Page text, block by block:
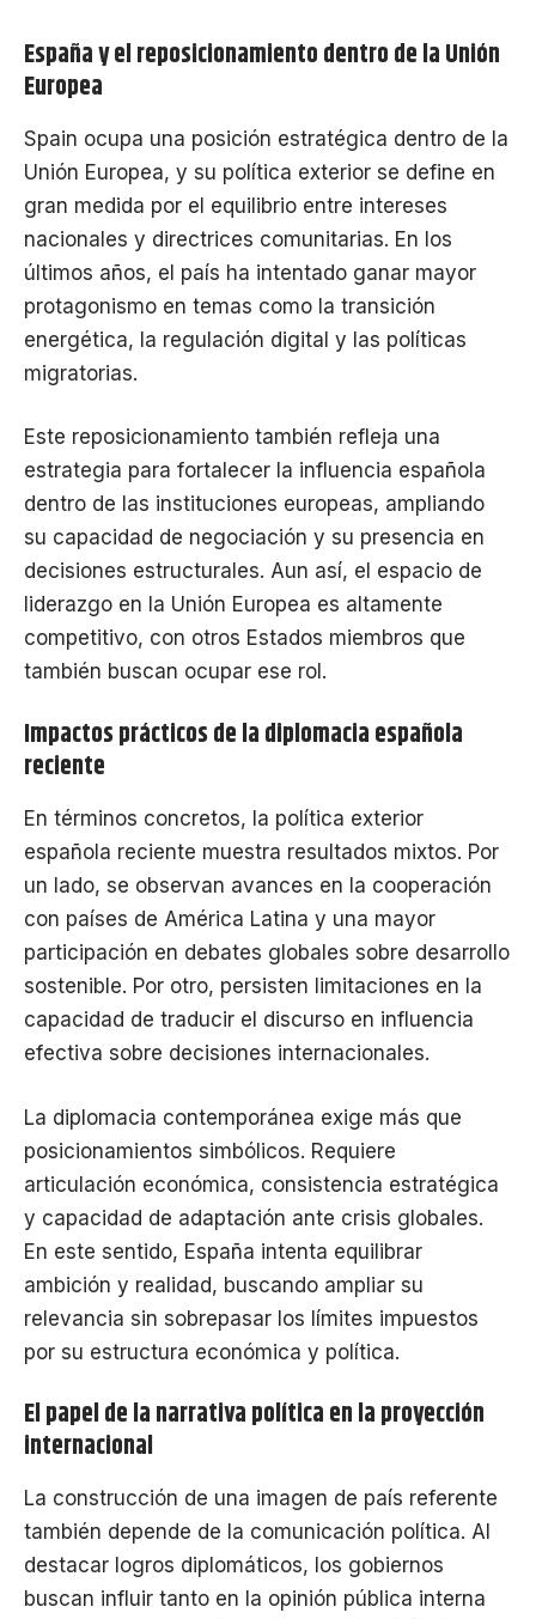
España y el reposicionamiento dentro de la Unión
Europea
Spain ocupa una posición estratégica dentro de la
Unión Europea, y su política exterior se define en
gran medida por el equilibrio entre intereses
nacionales y directrices comunitarias. En los
últimos años, el país ha intentado ganar mayor
protagonismo en temas como la transición
energética, la regulación digital y las políticas
migratorias.
Este reposicionamiento también refleja una
estrategia para fortalecer la influencia española
dentro de las instituciones europeas, ampliando
su capacidad de negociación y su presencia en
decisiones estructurales. Aun así, el espacio de
liderazgo en la Unión Europea es altamente
competitivo, con otros Estados miembros que
también buscan ocupar ese rol.
Impactos prácticos de la diplomacia española
reciente
En términos concretos, la política exterior
española reciente muestra resultados mixtos. Por
un lado, se observan avances en la cooperación
con países de América Latina y una mayor
participación en debates globales sobre desarrollo
sostenible. Por otro, persisten limitaciones en la
capacidad de traducir el discurso en influencia
efectiva sobre decisiones internacionales.
La diplomacia contemporánea exige más que
posicionamientos simbólicos. Requiere
articulación económica, consistencia estratégica
y capacidad de adaptación ante crisis globales.
En este sentido, España intenta equilibrar
ambición y realidad, buscando ampliar su
relevancia sin sobrepasar los límites impuestos
por su estructura económica y política.
El papel de la narrativa política en la proyección
internacional
La construcción de una imagen de país referente
también depende de la comunicación política. Al
destacar logros diplomáticos, los gobiernos
buscan influir tanto en la opinión pública interna